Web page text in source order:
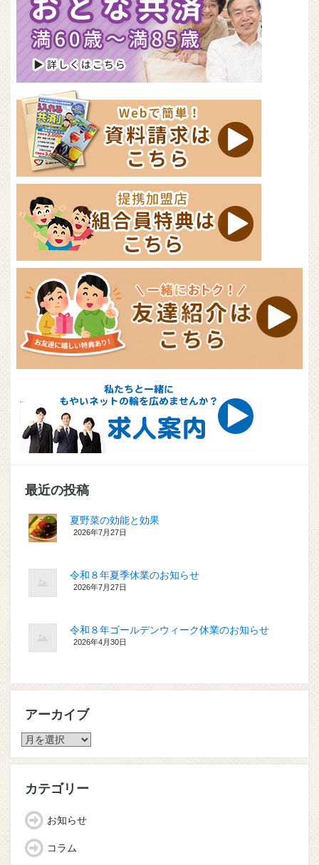
最近の投稿
夏野菜の効能と効果
2026年7月27日
令和８年夏季休業のお知らせ
2026年7月27日
令和８年ゴールデンウィーク休業のお知らせ
2026年4月30日
アーカイブ
ア
カ
ブ
カテゴリー
お知らせ
コラム